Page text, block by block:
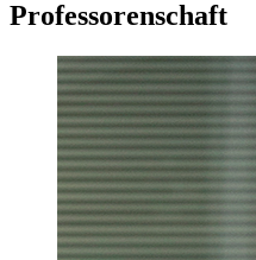
Professorenschaft